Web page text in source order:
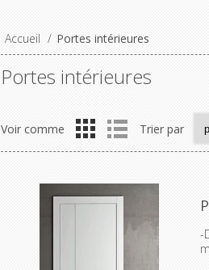
Accueil / Portes intérieures
Portes intérieures
Voir comme Trier par
-